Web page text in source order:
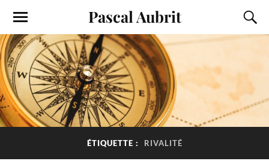
Pascal Aubrit
ÉTIQUETTE : RIVALITÉ